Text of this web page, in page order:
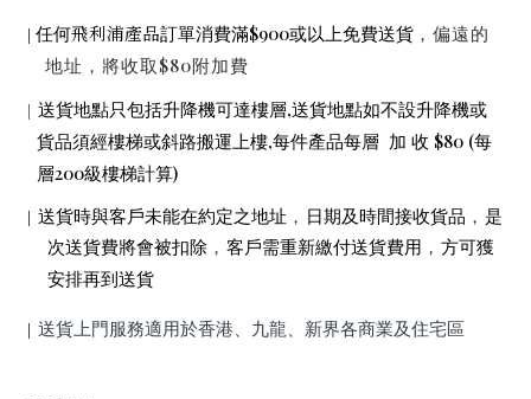
| 任何飛利浦產品訂單消費滿$900或以上免費送貨 ，偏遠的
地址，將收取 $80附加費
| 送貨地點只包括升降機可達樓層,送貨地點如不設升降機或
貨品須經樓梯或斜路搬運上樓,每件產品每層 加 收 $80 (每
層200級樓梯計算)
| 送貨時與客戶未能在約定之地址 ， 日期及時間接收貨品 ， 是
次送貨費將會被扣除， 客戶需重新繳付送貨費用 ， 方可獲
安排再到送貨
| 送貨上門服務適用於香港、九龍、新界各商業及住宅區